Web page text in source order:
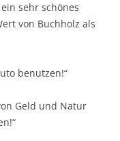
sehr schönes
von Buchholz als
benutzen!“
Geld und Natur